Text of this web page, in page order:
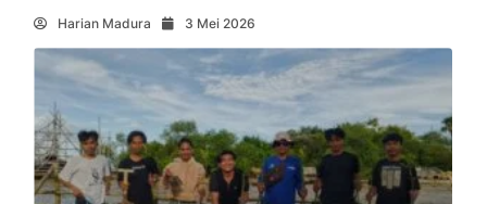
Harian Madura 3 Mei 2026